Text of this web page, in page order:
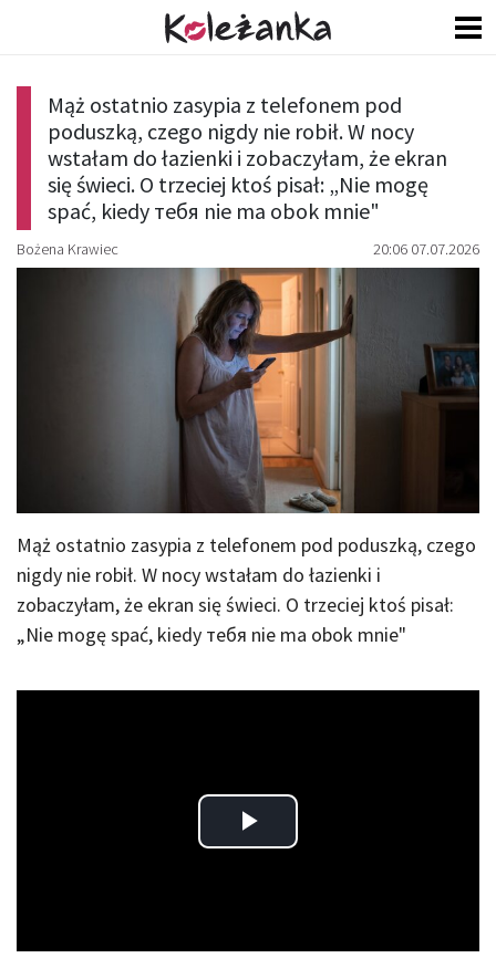
Mąż ostatnio zasypia z telefonem pod
poduszką, czego nigdy nie robił. W nocy
wstałam do łazienki i zobaczyłam, że ekran
się świeci. O trzeciej ktoś pisał: „Nie mogę
spać, kiedy тебя nie ma obok mnie"
Bożena Krawiec 20:06 07.07.2026
Mąż ostatnio zasypia z telefonem pod poduszką, czego
nigdy nie robił. W nocy wstałam do łazienki i
zobaczyłam, że ekran się świeci. O trzeciej ktoś pisał:
„Nie mogę spać, kiedy тебя nie ma obok mnie"
Play